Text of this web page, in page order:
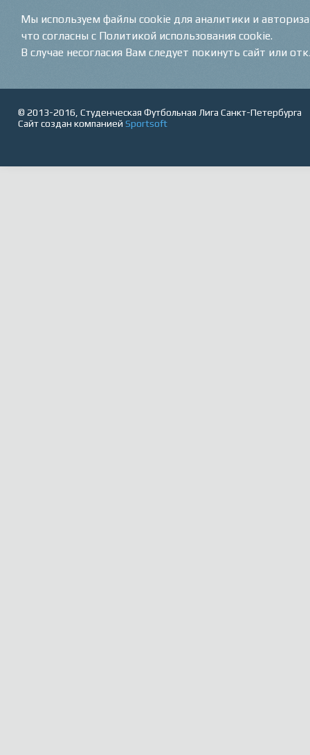
© 2013-2016, Студенческая Футбольная Лига Санкт-Петербурга
Сайт создан компанией Sportsoft
Мы используем файлы cookie для аналитики и
что согласны с Политикой использования cookie.
В случае несогласия Вам следует покинуть сайт или